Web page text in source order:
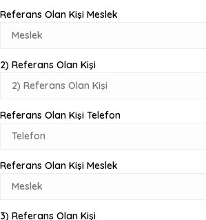
Referans Olan Kişi Meslek
2) Referans Olan Kişi
Referans Olan Kişi Telefon
Referans Olan Kişi Meslek
3) Referans Olan Kişi